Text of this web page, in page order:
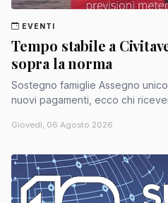
EVENTI
Tempo stabile a
sopra la norma
Sostegno famiglie Assegno
nuovi pagamenti, ecco chi
Giovedì, 06 Agosto 2026